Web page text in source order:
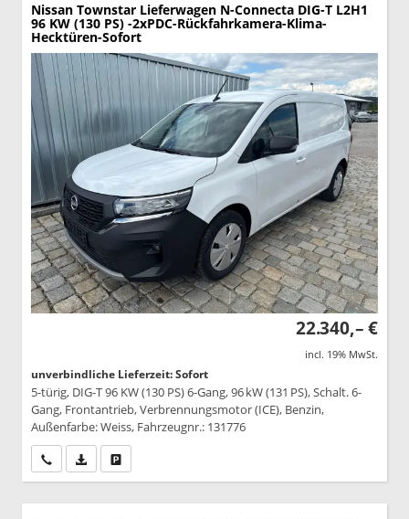
Nissan Townstar Lieferwagen N-Connecta DIG-T L2H1
96 KW (130 PS) -2xPDC-Rückfahrkamera-Klima-
Hecktüren-Sofort
22.340,– €
incl. 19% MwSt.
unverbindliche Lieferzeit: Sofort
5-türig, DIG-T 96 KW (130 PS) 6-Gang, 96 kW (131 PS), Schalt. 6-
Gang, Frontantrieb, Verbrennungsmotor (ICE), Benzin,
Außenfarbe: Weiss, Fahrzeugnr.: 131776
Wir rufen Sie anPDF-Datei, Fahrzeugexposé drucken